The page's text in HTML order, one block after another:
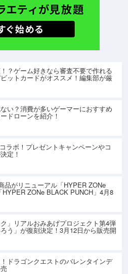
？ゲーム好きなら審査不要で作れる
ットカードがオススメ！編集部が厳
い？消費が多いゲーマーにおすすめ
ドローンを紹介！
ラボ！プレゼントキャンペーンやコ
定！
品がリニューアル「HYPER ZONe
ZONe BLACK PUNCH」4月8
ク」リアルおみあげプロジェクト第4弾
う」が復刻決定！3月12日から販売開
ドラゴンクエストのバレンタインデ